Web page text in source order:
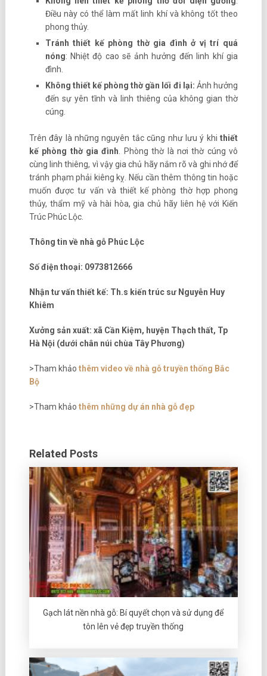
Điều này có thể làm mất linh khí và không tốt theo
phong thủy.
Tránh thiết kế phòng thờ gia đình ở vị trí quá
nóng: Nhiệt độ cao sẽ ảnh hưởng đến linh khí gia
đình.
Không thiết kế phòng thờ gần lối đi lại: Ảnh hưởng
đến sự yên tĩnh và linh thiêng của không gian thờ
cúng.
Trên đây là những nguyên tắc cũng như lưu ý khithiết
kế phòng thờ gia đình . Phòng thờ là nơi thờ cúng vô
cùng linh thiêng, vì vậy gia chủ hãy nắm rõ và ghi nhớ để
tránh phạm phải kiêng kỵ. Nếu cần thêm thông tin hoặc
muốn được tư vấn và thiết kế phòng thờ hợp phong
thủy, thẩm mỹ và hài hòa, gia chủ hãy liên hệ với Kiến
Trúc Phúc Lộc.
Thông tin về nhà gỗ Phúc Lộc
Số điện thoại: 0973812666
Nhận tư vấn thiết kế: Th.s kiến trúc sư Nguyễn Huy
Khiêm
Xưởng sản xuất: xã Cần Kiệm, huyện Thạch thất, Tp
Hà Nội (dưới chân núi chùa Tây Phương)
>Tham khảo thêm video về nhà gỗ truyền thống Bắc
Bộ
>Tham khảo thêm những dự án nhà gỗ đẹp
Related Posts
Gạch lát nền nhà gỗ: Bí quyết chọn và sử dụng để
tôn lên vẻ đẹp truyền thống